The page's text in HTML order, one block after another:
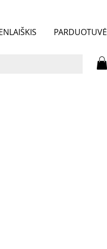
PARDUOTUVĖ